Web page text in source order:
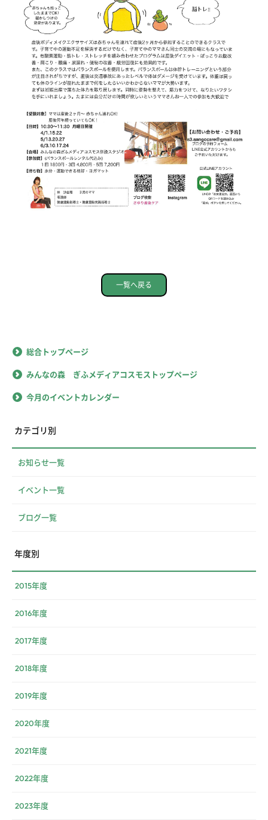
一覧へ戻る
総合トップページ
みんなの森 ぎふメディアコスモストップページ
今月のイベントカレンダー
カテゴリ別
お知らせ一覧
イベント一覧
ブログ一覧
年度別
2015年度
2016年度
2017年度
2018年度
2019年度
2020年度
2021年度
2022年度
2023年度